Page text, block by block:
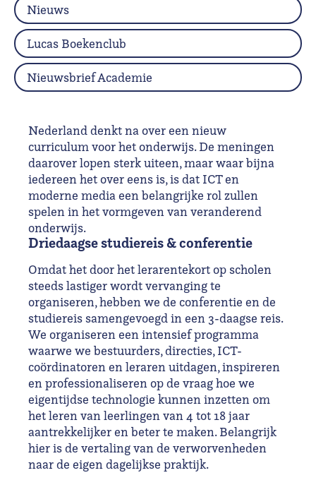
Nederland denkt na over een nieuw
curriculum voor het onderwijs. De meningen
daarover lopen sterk uiteen, maar waar bijna
iedereen het over eens is, is dat ICT en
moderne media een belangrijke rol zullen
spelen in het vormgeven van veranderend
onderwijs.
Driedaagse studiereis & conferentie
Omdat het door het lerarentekort op scholen
steeds lastiger wordt vervanging te
organiseren, hebben we de conferentie en de
studiereis samengevoegd in een 3-daagse reis.
We organiseren een intensief programma
waarwe we bestuurders, directies, ICT-
coördinatoren en leraren uitdagen, inspireren
en professionaliseren op de vraag hoe we
eigentijdse technologie kunnen inzetten om
het leren van leerlingen van 4 tot 18 jaar
aantrekkelijker en beter te maken. Belangrijk
hier is de vertaling van de verworvenheden
naar de eigen dagelijkse praktijk.
Nieuws
Lucas Boekenclub
Nieuwsbrief Academie